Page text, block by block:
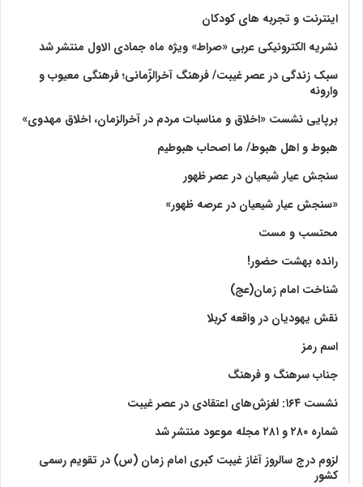
اینترنت و تجربه های کودکان
نشریه الکترونیکی عربی «صراط» ویژه ماه جمادی الاول منتشر شد
سبک زندگی در عصر غیبت/ فرهنگ آخرالزّمانی؛ فرهنگی معیوب و
وارونه
برپایی نشست «اخلاق و مناسبات مردم در آخرالزمان، اخلاق مهدوی»
هبوط و اهل هبوط/ ما اصحاب هبوطیم
سنجش عیار شیعیان در عصر ظهور
«سنجش عیار شیعیان در عرصه ظهور»
محتسب و مست
رانده بهشت‌ حضور!
شناخت امام زمان(عج)
نقش یهودیان در واقعه کربلا
اسم رمز
جناب سرهنگ و فرهنگ
نشست ۱۶۴: لغزش‌های اعتقادی در عصر غیبت
شماره ۲۸۰ و ۲۸۱ مجله موعود منتشر شد
لزوم درج سالروز آغاز غیبت کبری امام زمان (س) در تقویم رسمی
کشور